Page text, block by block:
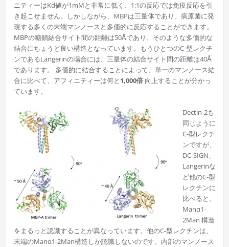
ニティーはKd値が1mMと非常に低く、1:1の反応では免疫反応を引
き起こせません。しかしながら、MBPは三量体であり、病原菌に発
現する多くの末端マンノースと多価的に反応することができます。
MBPの糖鎖結合サイト間の距離は50Åであり、そのような多価的な
結合にちょうど良い構造となっています。もうひとつのC-型レクチ
ンであるLangerinの場合には、三量体の結合サイト間の距離は40Å
であります。 多価的に結合することによって、単一のマンノース結
合に比べて、アフィニティーは何と 1,000倍向上することが分かっ
ています。
Dectin-2も
同じように
C-型レクチ
ンですが、
DC-SIGN、
Langerinな
ど他のC-型
レクチンに
比べると、
Manα1-
2Man 構造
をまるっと認識することが異なっています。他のC-型レクチンは、
末端のManα1-2Man構造しか認識しないのです。内部のマンノース